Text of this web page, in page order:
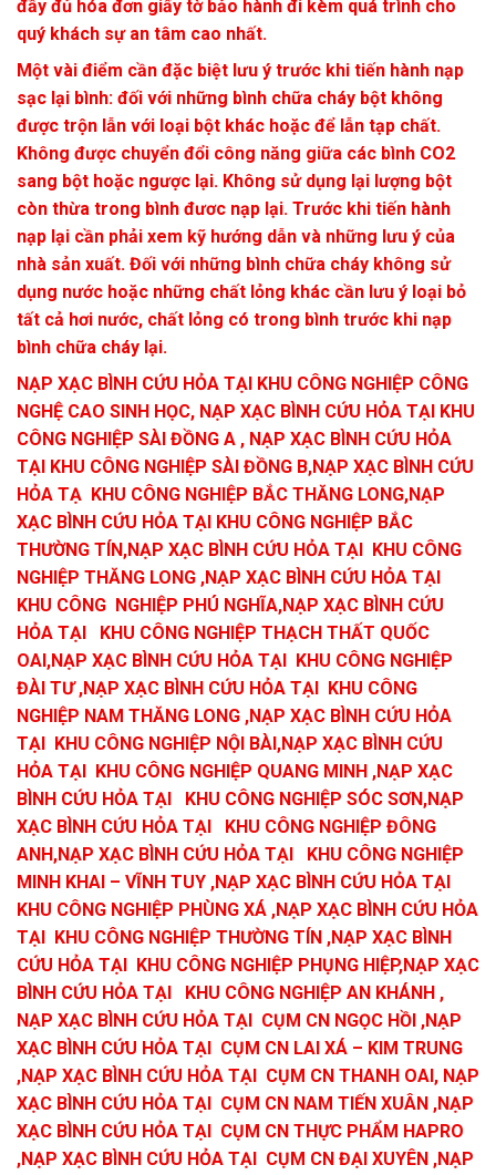
đầy đủ hóa đơn giấy tờ bảo hành đi kèm quá trình cho
quý khách sự an tâm cao nhất.
Một vài điểm cần đặc biệt lưu ý trước khi tiến hành nạp
sạc lại bình: đối với những bình chữa cháy bột không
được trộn lẫn với loại bột khác hoặc để lẫn tạp chất.
Không được chuyển đổi công năng giữa các bình CO2
sang bột hoặc ngược lại. Không sử dụng lại lượng bột
còn thừa trong bình đươc nạp lại. Trước khi tiến hành
nạp lại cần phải xem kỹ hướng dẫn và những lưu ý của
nhà sản xuất. Đối với những bình chữa cháy không sử
dụng nước hoặc những chất lỏng khác cần lưu ý loại bỏ
tất cả hơi nước, chất lỏng có trong bình trước khi nạp
bình chữa cháy lại.
NẠP XẠC BÌNH CỨU HỎA TẠI KHU CÔNG NGHIỆP CÔNG
NGHỆ CAO SINH HỌC, NẠP XẠC BÌNH CỨU HỎA TẠI KHU
CÔNG NGHIỆP SÀI ĐỒNG A , NẠP XẠC BÌNH CỨU HỎA
TẠI KHU CÔNG NGHIỆP SÀI ĐỒNG B,NẠP XẠC BÌNH CỨU
HỎA TẠ KHU CÔNG NGHIỆP BẮC THĂNG LONG,NẠP
XẠC BÌNH CỨU HỎA TẠI KHU CÔNG NGHIỆP BẮC
THƯỜNG TÍN,NẠP XẠC BÌNH CỨU HỎA TẠI KHU CÔNG
NGHIỆP THĂNG LONG ,NẠP XẠC BÌNH CỨU HỎA TẠI
KHU CÔNG NGHIỆP PHÚ NGHĨA,NẠP XẠC BÌNH CỨU
HỎA TẠI KHU CÔNG NGHIỆP THẠCH THẤT QUỐC
OAI,NẠP XẠC BÌNH CỨU HỎA TẠI KHU CÔNG NGHIỆP
ĐÀI TƯ ,NẠP XẠC BÌNH CỨU HỎA TẠI KHU CÔNG
NGHIỆP NAM THĂNG LONG ,NẠP XẠC BÌNH CỨU HỎA
TẠI KHU CÔNG NGHIỆP NỘI BÀI,NẠP XẠC BÌNH CỨU
HỎA TẠI KHU CÔNG NGHIỆP QUANG MINH ,NẠP XẠC
BÌNH CỨU HỎA TẠI KHU CÔNG NGHIỆP SÓC SƠN,NẠP
XẠC BÌNH CỨU HỎA TẠI KHU CÔNG NGHIỆP ĐÔNG
ANH,NẠP XẠC BÌNH CỨU HỎA TẠI KHU CÔNG NGHIỆP
MINH KHAI – VĨNH TUY ,NẠP XẠC BÌNH CỨU HỎA TẠI
KHU CÔNG NGHIỆP PHÙNG XÁ ,NẠP XẠC BÌNH CỨU HỎA
TẠI KHU CÔNG NGHIỆP THƯỜNG TÍN ,NẠP XẠC BÌNH
CỨU HỎA TẠI KHU CÔNG NGHIỆP PHỤNG HIỆP,NẠP XẠC
BÌNH CỨU HỎA TẠI KHU CÔNG NGHIỆP AN KHÁNH ,
NẠP XẠC BÌNH CỨU HỎA TẠI CỤM CN NGỌC HỒI ,NẠP
XẠC BÌNH CỨU HỎA TẠI CỤM CN LAI XÁ – KIM TRUNG
,NẠP XẠC BÌNH CỨU HỎA TẠI CỤM CN THANH OAI, NẠP
XẠC BÌNH CỨU HỎA TẠI CỤM CN NAM TIẾN XUÂN ,NẠP
XẠC BÌNH CỨU HỎA TẠI CỤM CN THỰC PHẨM HAPRO
,NẠP XẠC BÌNH CỨU HỎA TẠI CỤM CN ĐẠI XUYÊN ,NẠP